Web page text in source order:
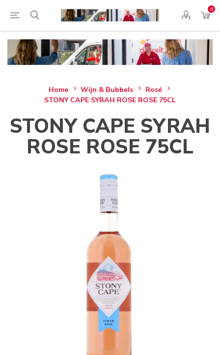
0
Home Wijn & Bubbels
Rosé
STONY CAPE SYRAH ROSE ROSE 75CL
STONY CAPE SYRAH
ROSE ROSE 75CL